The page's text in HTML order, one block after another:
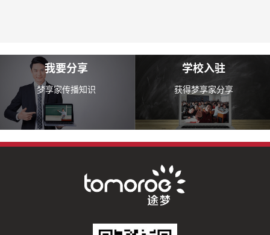
我要分享
梦享家传播知识
学校入驻
获得梦享家分享